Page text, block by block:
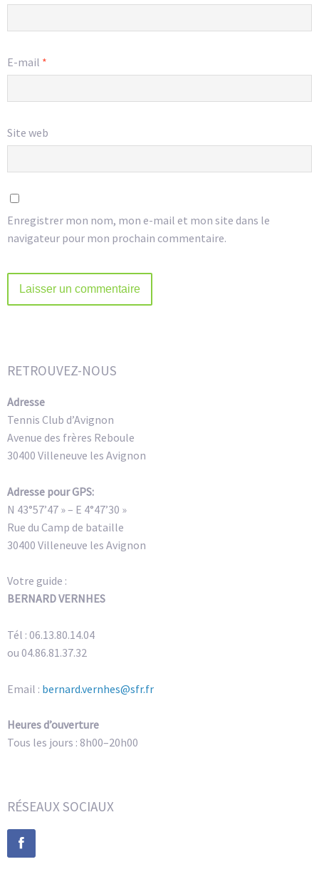
E-mail *
Site web
Enregistrer mon nom, mon e-mail et mon site dans le
navigateur pour mon prochain commentaire.
RETROUVEZ-NOUS
Adresse
Tennis Club d’Avignon
Avenue des frères Reboule
30400 Villeneuve les Avignon
Adresse pour GPS:
N 43°57’47 » – E 4°47’30 »
Rue du Camp de bataille
30400 Villeneuve les Avignon
Votre guide :
BERNARD VERNHES
Tél : 06.13.80.14.04
ou 04.86.81.37.32
Email : bernard.vernhes@sfr.fr
Heures d’ouverture
Tous les jours : 8h00–20h00
RÉSEAUX SOCIAUX